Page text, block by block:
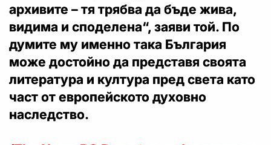
архивите – тя трябва да бъде жива,
видима и споделена“, заяви той. По
думите му именно така България
може достойно да представя своята
литература и култура пред света като
част от европейското духовно
наследство.